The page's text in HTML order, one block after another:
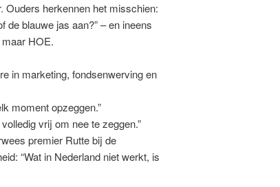
Ouders herkennen het misschien:
de blauwe jas aan?” – en ineens
HOE.
in marketing, fondsenwerving en
moment opzeggen.”
vrij om nee te zeggen.”
premier Rutte bij de
“Wat in Nederland niet werkt, is